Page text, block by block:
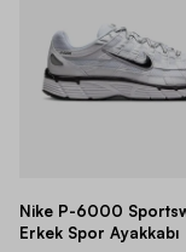
Nike P-6000
Erkek Spor Ayakkabı